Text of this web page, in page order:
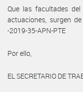
Que las facultades
actuaciones, surgen
-2019-35-APN-PTE
Por ello,
EL SECRETARIO DE